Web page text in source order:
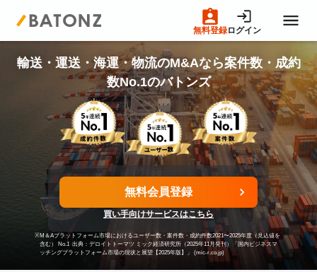
無料登録ログイン
トップページ
M&A案件一覧
売りたい方へ
買いたい方へ
成約事例
輸送・運送・海運・物流のM&Aなら案件数・成約
数No.1のバトンズ
無料会員登録
買い手向けサービスはこちら
※M＆Aプラットフォーム市場におけるユーザー数・案件数・成約件数2021〜2025年度（見込値を
含む） No.1 出典：デロイトトーマツ ミック経済研究所（2025年11月発刊）「国内ビジネスマ
ッチングプラットフォーム市場の現状と展望【2025年版】」 (mic-r.co.jp)